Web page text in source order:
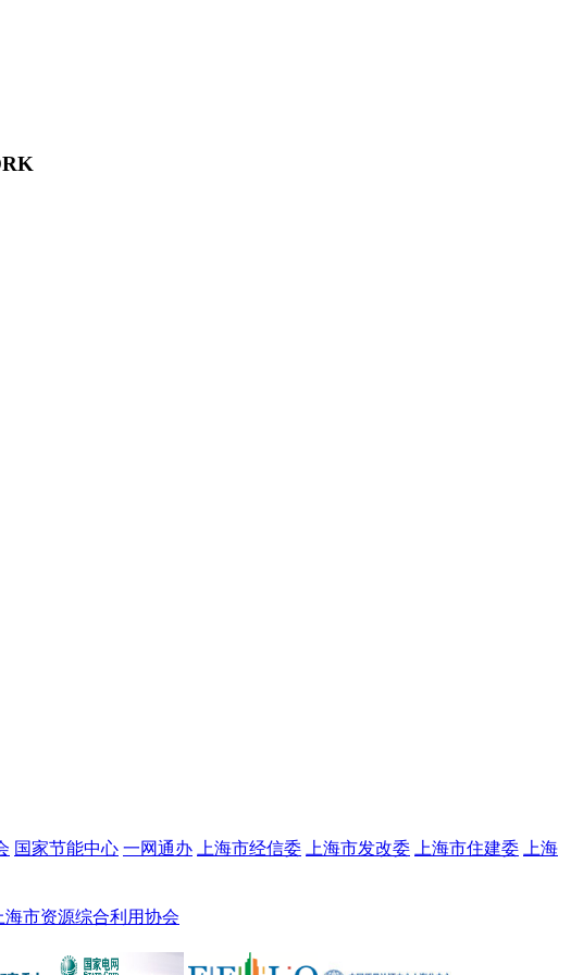
国家节能中心 一网通办 上海市经信委 上海市发改委 上海市住建委
上海
海市资源综合利用协会